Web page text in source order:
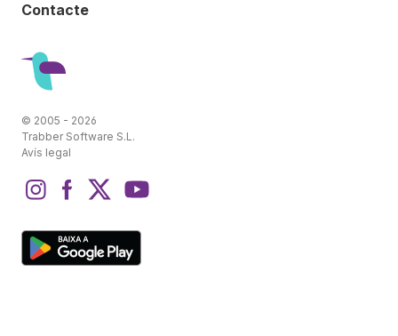
Contacte
© 2005 - 2026
Trabber Software S.L.
Avís legal